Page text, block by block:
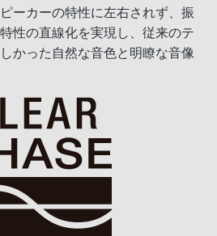
ーカーの特性に左右されず、振
性の直線化を実現し、従来のテ
かった自然な音色と明瞭な音像